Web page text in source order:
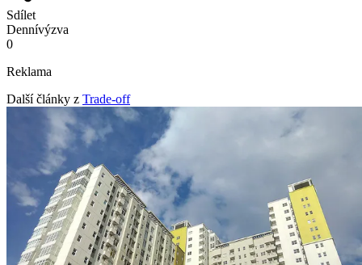
Sdílet
Dennívýzva
0
Reklama
Další články z Trade-off